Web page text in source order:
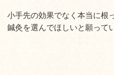
小手先の効果でなく本当に根
鍼灸を選んでほしいと願って